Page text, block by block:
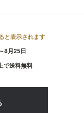
と表示されます
8月25日
で送料無料